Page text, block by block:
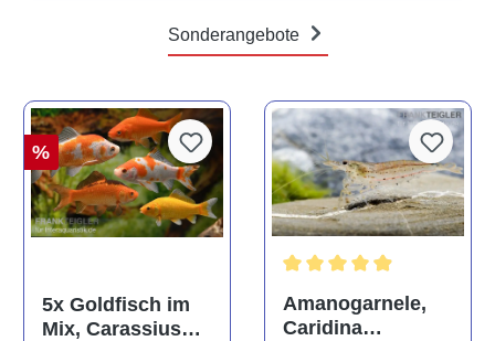
Sonderangebote
%
5x Goldfisch im
Mix, Carassius
Amanogarnele,
Caridina